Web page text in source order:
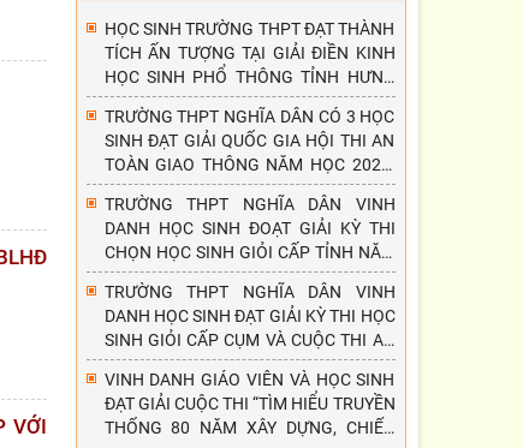
VỚI
HỌC SINH TRƯỜNG THPT ĐẠT THÀNH
TÍCH ẤN TƯỢNG TẠI GIẢI ĐIỀN KINH
HỌC SINH PHỔ THÔNG TỈNH HƯNG
YÊN NĂM 2026
TRƯỜNG THPT NGHĨA DÂN CÓ 3 HỌC
SINH ĐẠT GIẢI QUỐC GIA HỘI THI AN
TOÀN GIAO THÔNG NĂM HỌC 2025-
2026
TRƯỜNG THPT NGHĨA DÂN VINH
DANH HỌC SINH ĐOẠT GIẢI KỲ THI
CHỌN HỌC SINH GIỎI CẤP TỈNH NĂM
HỌC 2025-2026
TRƯỜNG THPT NGHĨA DÂN VINH
DANH HỌC SINH ĐẠT GIẢI KỲ THI HỌC
SINH GIỎI CẤP CỤM VÀ CUỘC THI AN
TOÀN GIAO THÔNG - NỤ CƯỜI NGÀY
MAI, NĂM HỌC 2025 - 2026.
VINH DANH GIÁO VIÊN VÀ HỌC SINH
ĐẠT GIẢI CUỘC THI “TÌM HIỂU TRUYỀN
THỐNG 80 NĂM XÂY DỰNG, CHIẾN